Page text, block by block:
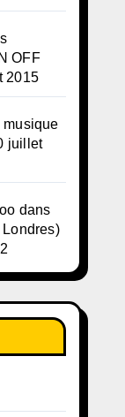
OFF
2015
musique
juillet
dans